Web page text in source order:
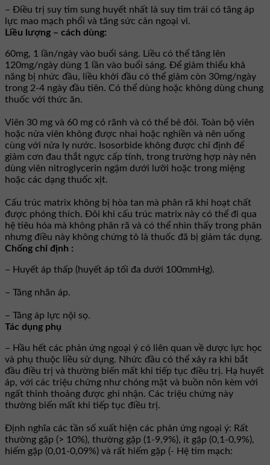
– Điều trị suy tim sung huyết nhất là suy tim trái có tăng áp
lực mao mạch phổi và tăng sức cản ngoại vi.
Liều lượng – cách dùng:
60mg, 1 lần/ngày vào buổi sáng. Liều có thể tăng lên
120mg/ngày dùng 1 lần vào buổi sáng. Ðể giảm thiểu khả
năng bị nhức đầu, liều khởi đầu có thể giảm còn 30mg/ngày
trong 2-4 ngày đầu tiên. Có thể dùng hoặc không dùng chung
thuốc với thức ăn.
Viên 30 mg và 60 mg có rãnh và có thể bẻ đôi. Toàn bộ viên
hoặc nửa viên không được nhai hoặc nghiền và nên uống
cùng với nửa ly nước. Isosorbide không được chỉ định để
giảm cơn đau thắt ngực cấp tính, trong trường hợp này nên
dùng viên nitroglycerin ngậm dưới lưỡi hoặc trong miệng
hoặc các dạng thuốc xịt.
Cấu trúc matrix không bị hòa tan mà phân rã khi hoạt chất
được phóng thích. Ðôi khi cấu trúc matrix này có thể đi qua
hệ tiêu hóa mà không phân rã và có thể nhìn thấy trong phân
nhưng điều này không chứng tỏ là thuốc đã bị giảm tác dụng.
Chống chỉ định :
– Huyết áp thấp (huyết áp tối đa dưới 100mmHg).
– Tăng nhãn áp.
– Tăng áp lực nội sọ.
Tác dụng phụ
– Hầu hết các phản ứng ngoại ý có liên quan về dược lực học
và phụ thuộc liều sử dụng. Nhức đầu có thể xảy ra khi bắt
đầu điều trị và thường biến mất khi tiếp tục điều trị. Hạ huyết
áp, với các triệu chứng như chóng mặt và buồn nôn kèm với
ngất thỉnh thoảng được ghi nhận. Các triệu chứng này
thường biến mất khi tiếp tục điều trị.
Ðịnh nghĩa các tần số xuất hiện các phản ứng ngoại ý: Rất
thường gặp (> 10%), thường gặp (1-9,9%), ít gặp (0,1-0,9%),
hiếm gặp (0,01-0,09%) và rất hiếm gặp (- Hệ tim mạch: